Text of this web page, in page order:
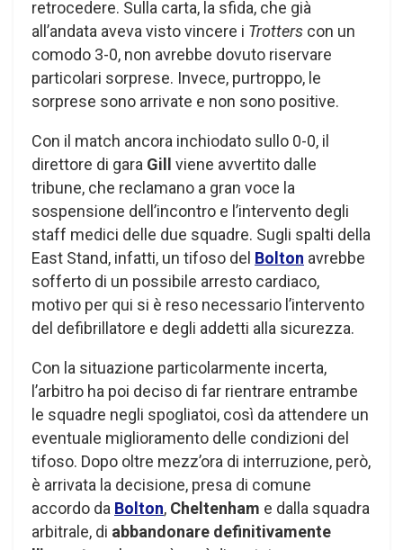
retrocedere. Sulla carta, la sfida, che già
all’andata aveva visto vincere i Trotters con un
comodo 3-0, non avrebbe dovuto riservare
particolari sorprese. Invece, purtroppo, le
sorprese sono arrivate e non sono positive.
Con il match ancora inchiodato sullo 0-0, il
direttore di gara Gill
viene avvertito dalle
tribune, che reclamano a gran voce la
sospensione dell’incontro e l’intervento degli
staff medici delle due squadre. Sugli spalti della
East Stand, infatti, un tifoso del Bolton avrebbe
sofferto di un possibile arresto cardiaco,
motivo per qui si è reso necessario l’intervento
del defibrillatore e degli addetti alla sicurezza.
Con la situazione particolarmente incerta,
l’arbitro ha poi deciso di far rientrare entrambe
le squadre negli spogliatoi, così da attendere un
eventuale miglioramento delle condizioni del
tifoso. Dopo oltre mezz’ora di interruzione, però,
è arrivata la decisione, presa di comune
accordo da Bolton, Cheltenham e dalla squadra
arbitrale, di abbandonare definitivamente